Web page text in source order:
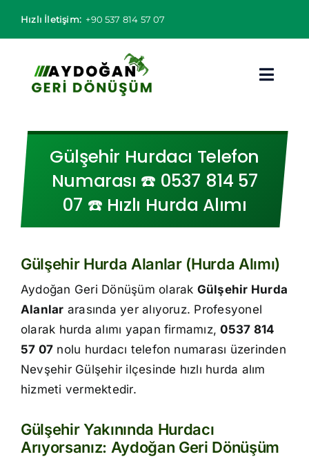
Hızlı İletişim: +90 537 814 57 07
Hurda Fiyatları
Hizmet Bölgeleri
Hakkımızda
İletişim
Gülşehir Hurdacı Telefon
Numarası ☎️ 0537 814 57
07 ☎️ Hızlı Hurda Alımı
Gülşehir Hurda Alanlar (Hurda Alımı)
Aydoğan Geri Dönüşüm olarak Gülşehir Hurda
Alanlar arasında yer alıyoruz. Profesyonel
olarak hurda alımı yapan firmamız,0537 814
57 07 nolu hurdacı telefon numarası üzerinden
Nevşehir Gülşehir ilçesinde hızlı hurda alım
hizmeti vermektedir.
Gülşehir Yakınında Hurdacı
Arıyorsanız: Aydoğan Geri Dönüşüm